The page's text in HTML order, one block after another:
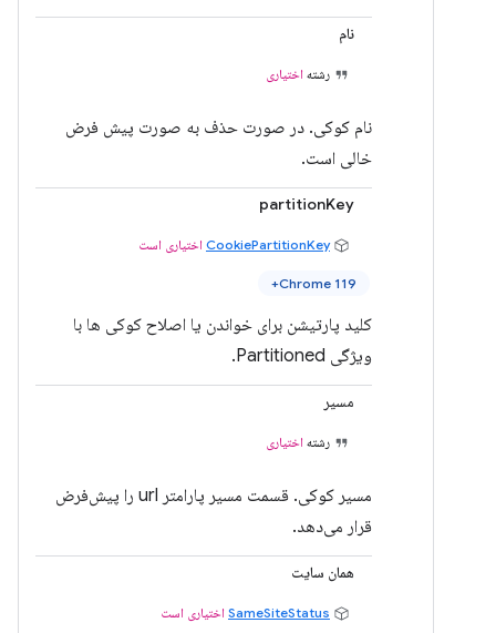
نام
رشته اختیاری
نام کوکی. در صورت حذف به صورت پیش فرض
خالی است.
partitionKey
CookiePartitionKey اختیاری است
Chrome 119+
کلید پارتیشن برای خواندن یا اصلاح کوکی ها با
ویژگی Partitioned.
مسیر
رشته اختیاری
مسیر کوکی. قسمت مسیر پارامتر url را پیش‌فرض
قرار می‌دهد.
همان سایت
SameSiteStatus اختیاری است